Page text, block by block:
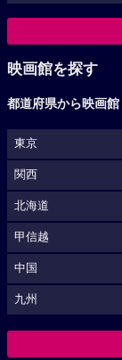
映画館を探す
都道府県から映画館
東京
関西
北海道
甲信越
中国
九州